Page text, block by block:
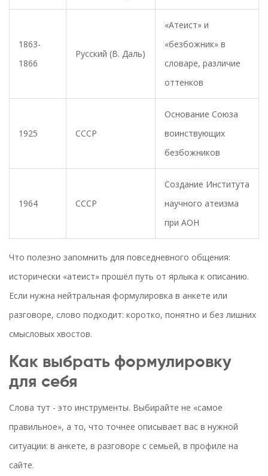
1863-
1866
Русский (В. Даль)
«Атеист» и
«безбожник» в
словаре, различие
оттенков
1925 СССР
Основание Союза
воинствующих
безбожников
1964 СССР
Создание Института
научного атеизма
при АОН
Что полезно запомнить для повседневного общения:
исторически «атеист» прошёл путь от ярлыка к описанию.
Если нужна нейтральная формулировка в анкете или
разговоре, слово подходит: коротко, понятно и без лишних
смысловых хвостов.
Как выбрать формулировку
для себя
Слова тут - это инструменты. Выбирайте не «самое
правильное», а то, что точнее описывает вас в нужной
ситуации: в анкете, в разговоре с семьей, в профиле на
сайте.